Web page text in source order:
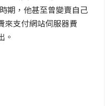
期，他甚至曾變賣自己
來支付網站伺服器費
。